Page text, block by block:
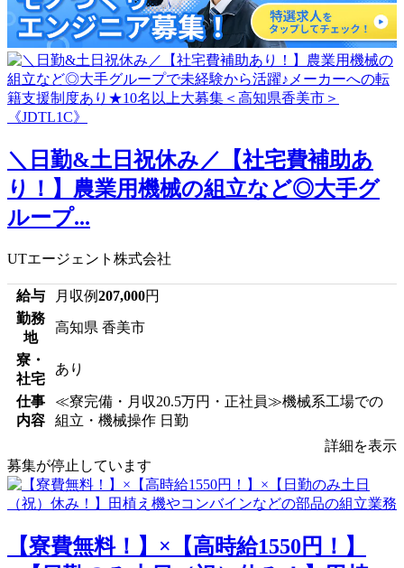
＼日勤&土日祝休み／【社宅費補助あ
り！】農業用機械の組立など◎大手グ
ループ...
UTエージェント株式会社
給与 月収例207,000円
勤務
地
高知県 香美市
寮・
社宅
あり
仕事
内容
≪寮完備・月収20.5万円・正社員≫機械系工場での
組立・機械操作 日勤
詳細を表示
募集が停止しています
【寮費無料！】×【高時給1550円！】